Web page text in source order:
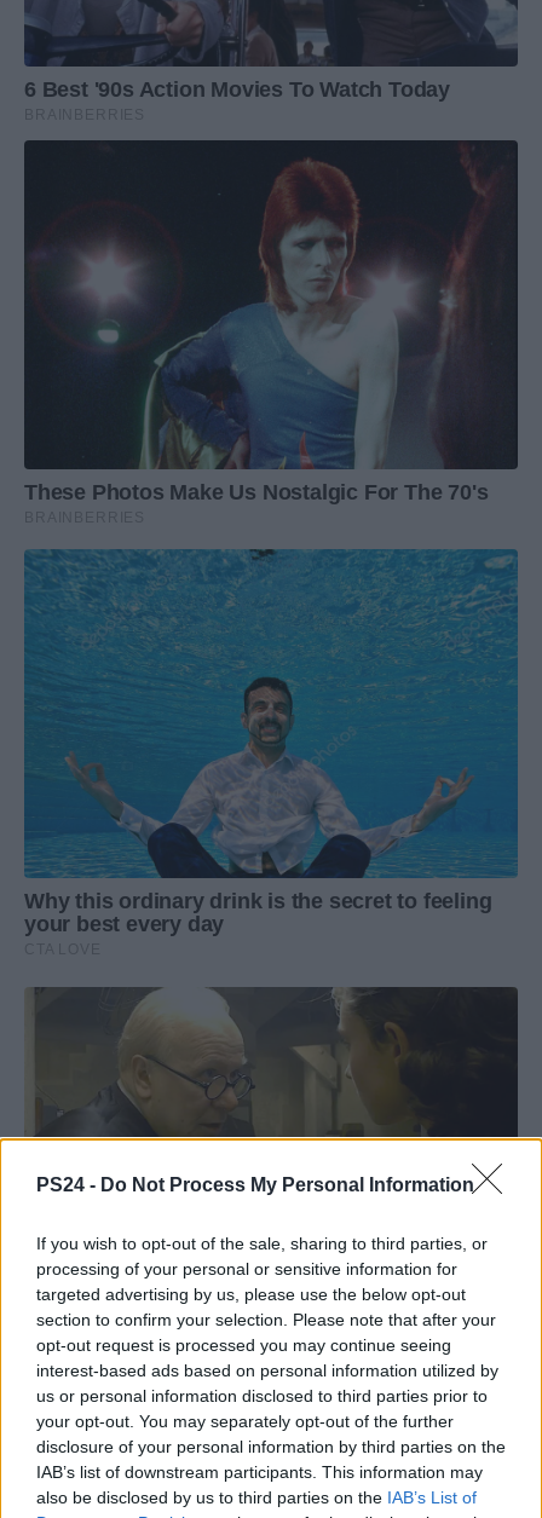
PS24 - Do Not Process My Personal Information
If you wish to opt-out of the sale, sharing to third parties, or
processing of your personal or sensitive information for
targeted advertising by us, please use the below opt-out
section to confirm your selection. Please note that after your
opt-out request is processed you may continue seeing
interest-based ads based on personal information utilized by
us or personal information disclosed to third parties prior to
your opt-out. You may separately opt-out of the further
disclosure of your personal information by third parties on the
IAB’s list of downstream participants. This information may
also be disclosed by us to third parties on the IAB’s List of